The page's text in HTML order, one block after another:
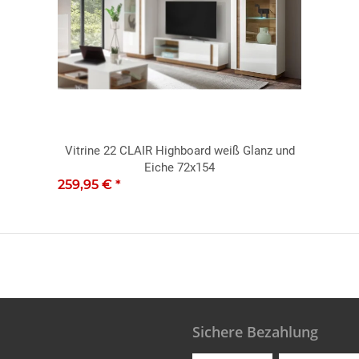
Vitrine 22 CLAIR Highboard weiß Glanz und
Eiche 72x154
259,95 € *
Sichere Bezahlung